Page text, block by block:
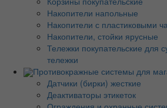
Накопители напольные
Накопители с пластиковыми
Накопители, стойки ярусные
Тележки покупательские для
тележки
Противокражные системы для
Датчики (бирки) жесткие
Деактиваторы этикеток